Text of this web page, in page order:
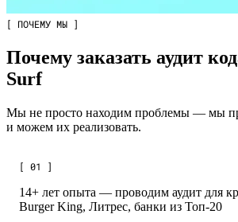
[ ПОЧЕМУ МЫ ]
Почему заказать аудит
Surf
Мы не просто находим проблемы — мы
и можем их реализовать.
[ 01 ]
14+ лет опыта — проводим аудит для
Burger King, Литрес, банки из Топ-20